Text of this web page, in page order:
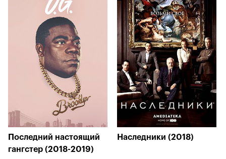
Последний настоящий
гангстер (2018-2019)
Наследники (2018)